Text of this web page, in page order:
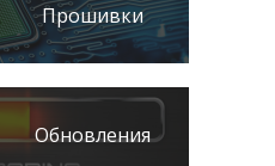
Прошивки
Обновления